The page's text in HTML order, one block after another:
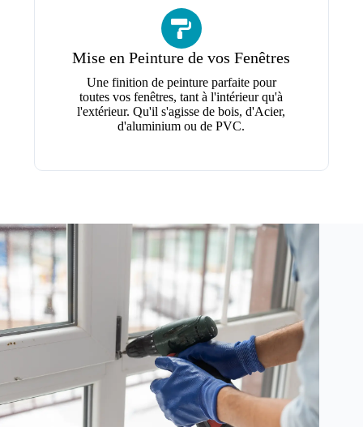
Mise en Peinture de vos Fenêtres
Une finition de peinture parfaite pour
toutes vos fenêtres, tant à l'intérieur qu'à
l'extérieur. Qu'il s'agisse de bois, d'Acier,
d'aluminium ou de PVC.